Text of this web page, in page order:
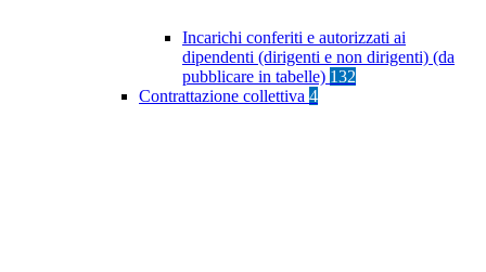
Incarichi conferiti e autorizzati ai
dipendenti (dirigenti e non dirigenti) (da
pubblicare in tabelle) 132
Contrattazione collettiva 4